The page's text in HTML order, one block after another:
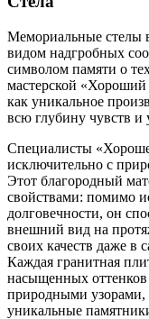
Мемориальные стелы
видом надгробных
символом памяти о
мастерской
как уникальное
всю глубину чувств и
Специалисты
исключительно с
Этот благородный
свойствами: помимо
долговечности, он
внешний вид на
своих качеств даже в
Каждая гранитная
насыщенных
природными узорами,
уникальные